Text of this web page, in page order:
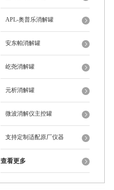
APL-奥普乐消解罐
安东帕消解罐
屹尧消解罐
元析消解罐
微波消解仪主控罐
支持定制适配原厂仪器
查看更多